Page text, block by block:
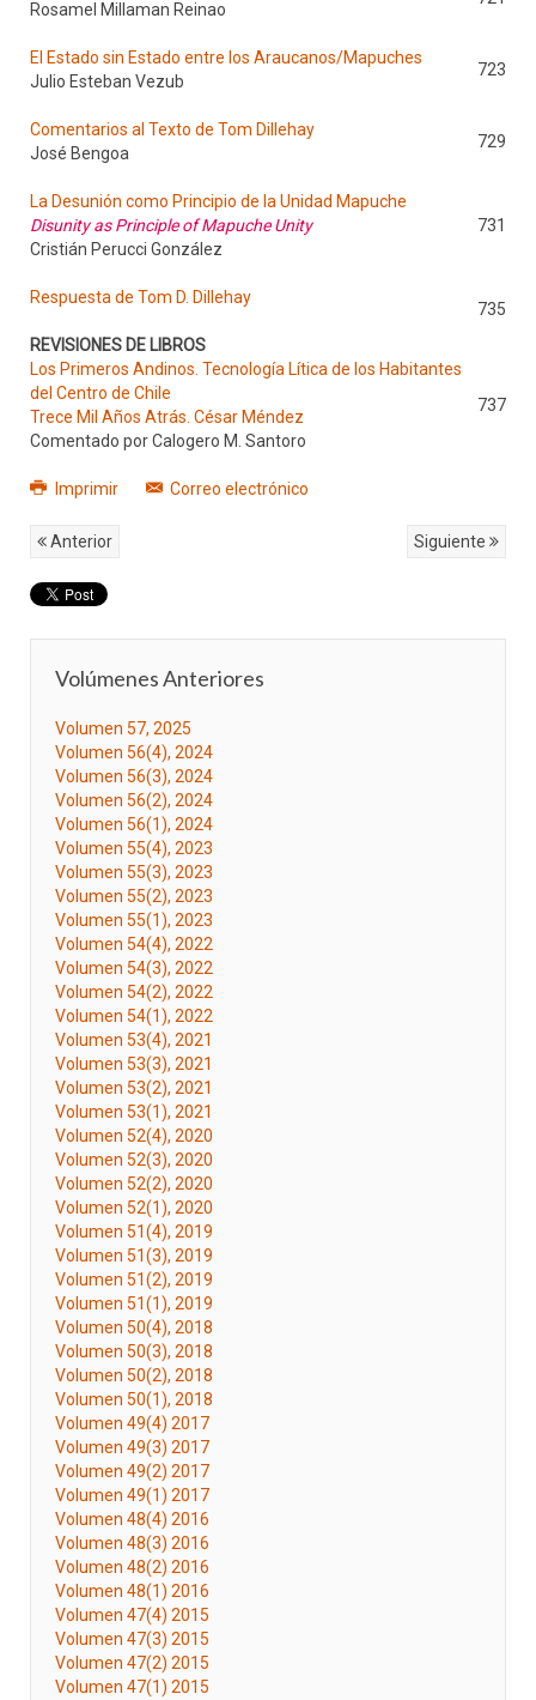
Rosamel Millaman Reinao
El Estado sin Estado entre los Araucanos/Mapuches
723
Julio Esteban Vezub
Comentarios al Texto de Tom Dillehay
729
José Bengoa
La Desunión como Principio de la Unidad Mapuche
Disunity as Principle of Mapuche Unity
731
Cristián Perucci González
Respuesta de Tom D. Dillehay
735
REVISIONES DE LIBROS
Los Primeros Andinos. Tecnología Lítica de los Habitantes
del Centro de Chile
Trece Mil Años Atrás. César Méndez
737
Comentado por Calogero M. Santoro
Imprimir Correo electrónico
Anterior Siguiente
Volúmenes Anteriores
Volumen 57, 2025
Volumen 56(4), 2024
Volumen 56(3), 2024
Volumen 56(2), 2024
Volumen 56(1), 2024
Volumen 55(4), 2023
Volumen 55(3), 2023
Volumen 55(2), 2023
Volumen 55(1), 2023
Volumen 54(4), 2022
Volumen 54(3), 2022
Volumen 54(2), 2022
Volumen 54(1), 2022
Volumen 53(4), 2021
Volumen 53(3), 2021
Volumen 53(2), 2021
Volumen 53(1), 2021
Volumen 52(4), 2020
Volumen 52(3), 2020
Volumen 52(2), 2020
Volumen 52(1), 2020
Volumen 51(4), 2019
Volumen 51(3), 2019
Volumen 51(2), 2019
Volumen 51(1), 2019
Volumen 50(4), 2018
Volumen 50(3), 2018
Volumen 50(2), 2018
Volumen 50(1), 2018
Volumen 49(4) 2017
Volumen 49(3) 2017
Volumen 49(2) 2017
Volumen 49(1) 2017
Volumen 48(4) 2016
Volumen 48(3) 2016
Volumen 48(2) 2016
Volumen 48(1) 2016
Volumen 47(4) 2015
Volumen 47(3) 2015
Volumen 47(2) 2015
Volumen 47(1) 2015